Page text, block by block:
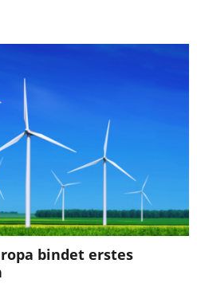
bindet erstes